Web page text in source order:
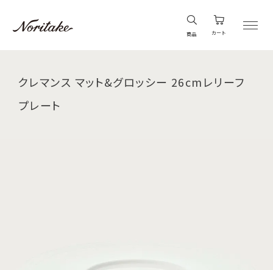
商品 カート
クレマンス マット&グロッシー 26cmレリーフ
プレート